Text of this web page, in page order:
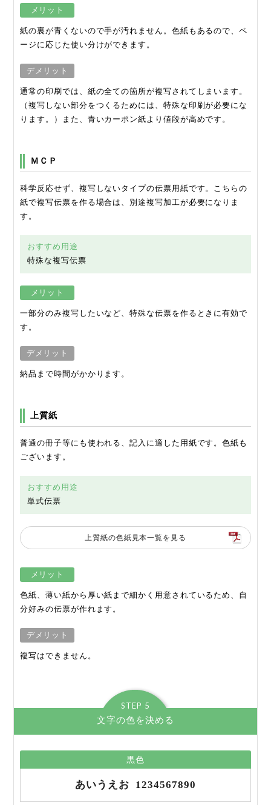
メリット
紙の裏が青くないので手が汚れません。色紙もあるので、ペ
ージに応じた使い分けができます。
デメリット
通常の印刷では、紙の全ての箇所が複写されてしまいます。
（複写しない部分をつくるためには、特殊な印刷が必要にな
ります。）また、青いカーポン紙より値段が高めです。
ＭＣＰ
科学反応せず、複写しないタイプの伝票用紙です。こちらの
紙で複写伝票を作る場合は、別途複写加工が必要になりま
す。
おすすめ用途
特殊な複写伝票
メリット
一部分のみ複写したいなど、特殊な伝票を作るときに有効で
す。
デメリット
納品まで時間がかかります。
上質紙
普通の冊子等にも使われる、記入に適した用紙です。色紙も
ございます。
おすすめ用途
単式伝票
上質紙の色紙見本一覧を見る
メリット
色紙、薄い紙から厚い紙まで細かく用意されているため、自
分好みの伝票が作れます。
デメリット
複写はできません。
STEP 5
文字の色を決める
黒色
あいうえお 1234567890